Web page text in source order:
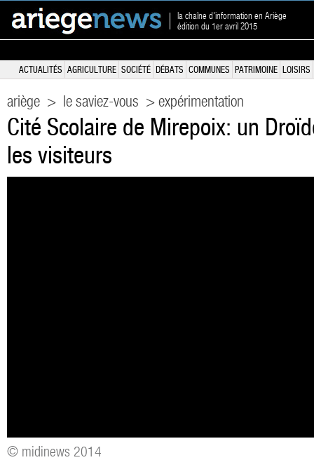
la chaîne d'information en Ariège
édition du 1er avril 2015
ACTUALITÉS AGRICULTURE SOCIÉTÉ DÉBATS COMMUNES PATRIMOINE LOISIRS
ariège > le saviez-vous > expérimentation
Cité Scolaire de Mirepoix: un
les visiteurs
© midinews 2014